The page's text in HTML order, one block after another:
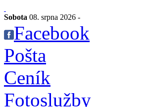
Sobota 08. srpna 2026 -
Facebook
Pošta
Ceník
Fotoslužby